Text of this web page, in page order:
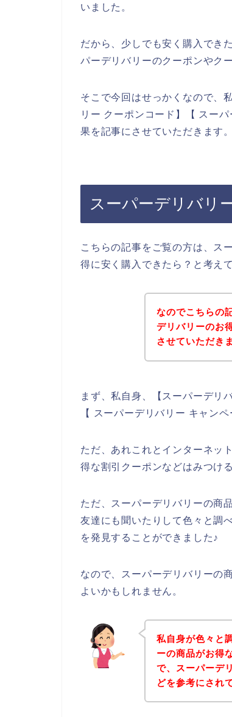
いました。
だから、少しでも安く購入でき
パーデリバリーのクーポンやク
そこで今回はせっかくなので、
リー クーポンコード】【 スー
果を記事にさせていただきます。
スーパーデリバリ
こちらの記事をご覧の方は、ス
得に安く購入できたら？と考え
なのでこちらの
デリバリーのお
させていただき
まず、私自身、【スーパーデリ
【 スーパーデリバリー キャン
ただ、あれこれとインターネッ
得な割引クーポンなどはみつけ
ただ、スーパーデリバリーの商
友達にも聞いたりして色々と調
を発見することができました♪
なので、スーパーデリバリーの
よいかもしれません。
私自身が色々と
ーの商品がお得
で、スーパーデ
どを参考にされ